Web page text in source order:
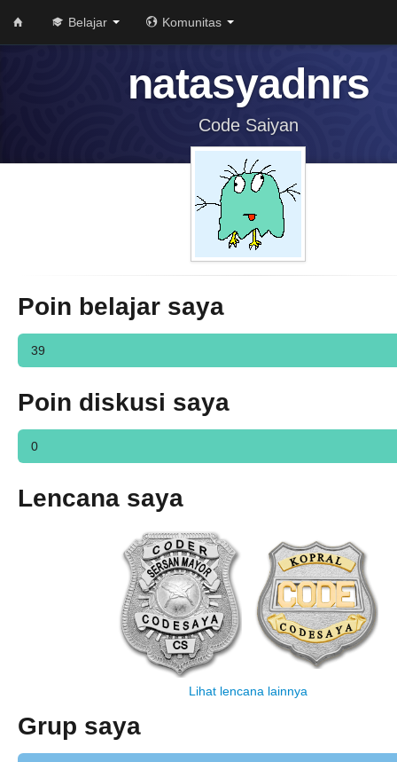
Belajar Komunitas
natasyadnrs
Code Saiyan
Poin belajar saya
39
Poin diskusi saya
0
Lencana saya
Lihat lencana lainnya
Grup saya